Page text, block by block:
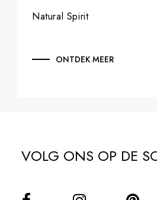
Natural Spirit
ONTDEK MEER
VOLG ONS OP DE